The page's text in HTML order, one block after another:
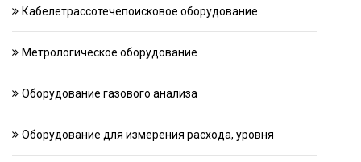
Кабелетрассотечепоисковое оборудование
Метрологическое оборудование
Оборудование газового анализа
Оборудование для измерения расхода, уровня